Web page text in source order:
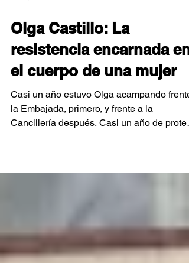
Oct 5, 2023 5 min read
Olga Castillo: La
resistencia encarnada en
el cuerpo de una mujer
Casi un año estuvo Olga acampando frente
Cancillería después. Casi un año de
de una mujer fre